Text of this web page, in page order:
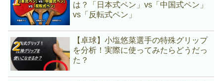
は？「日本式ペン」vs「中国式ペン」
vs「反転式ペン」
【卓球】小塩悠菜選手の特殊グリップ
を分析！実際に使ってみたらどうだっ
た？